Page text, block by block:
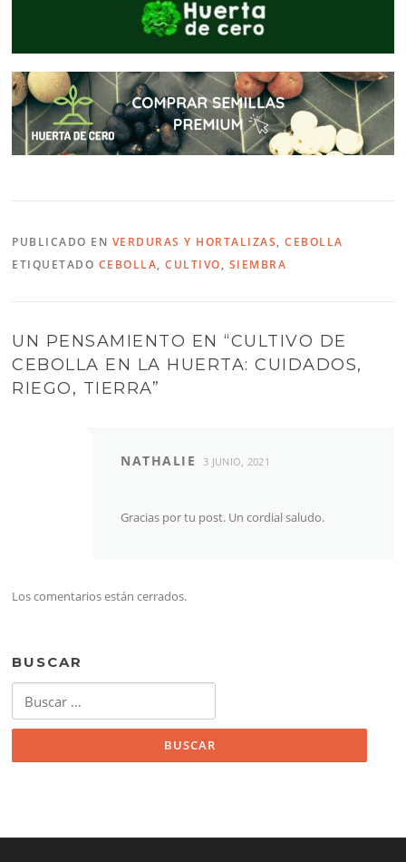
PUBLICADO EN VERDURAS Y HORTALIZAS,CEBOLLA
ETIQUETADO CEBOLLA,CULTIVO, SIEMBRA
UN PENSAMIENTO EN “CULTIVO DE
CEBOLLA EN LA HUERTA: CUIDADOS,
RIEGO, TIERRA”
NATHALIE 3 JUNIO, 2021
Gracias por tu post. Un cordial saludo.
Los comentarios están cerrados.
BUSCAR